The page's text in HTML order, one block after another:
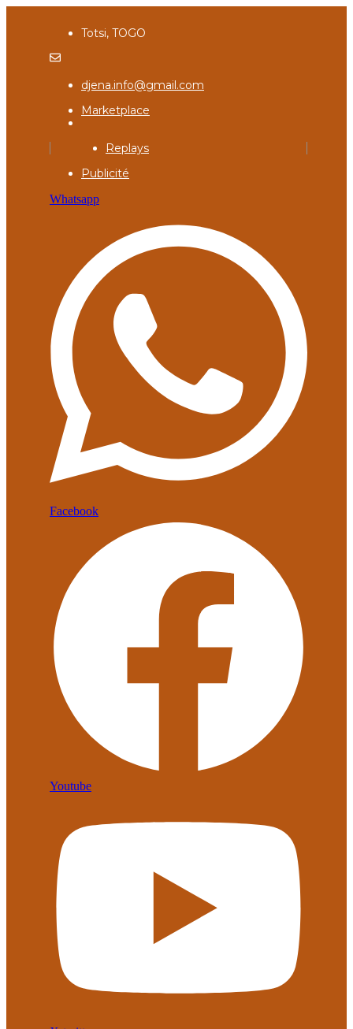
Totsi, TOGO
djena.info@gmail.com
Marketplace
Replays
Publicité
Whatsapp
Facebook
Youtube